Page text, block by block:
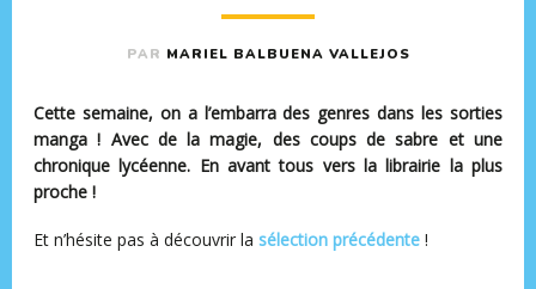
PAR MARIEL BALBUENA VALLEJOS
Cette semaine, on a l’embarra des genres dans les sorties
manga ! Avec de la magie, des coups de sabre et une
chronique lycéenne. En avant tous vers la librairie la plus
proche !
Et n’hésite pas à découvrir lasélection précédente!